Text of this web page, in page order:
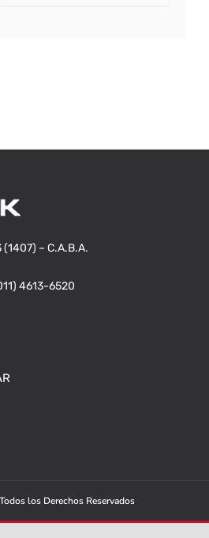
– C.A.B.A.
4613-6520
los Derechos Reservados